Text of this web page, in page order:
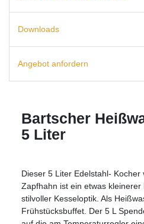
Downloads
Angebot anfordern
Bartscher
5 Liter
Dieser 5 Liter Edelstahl- Kocher
Zapfhahn ist ein etwas
stilvoller Kesseloptik. Als
Frühstücksbuffet. Der 5 L